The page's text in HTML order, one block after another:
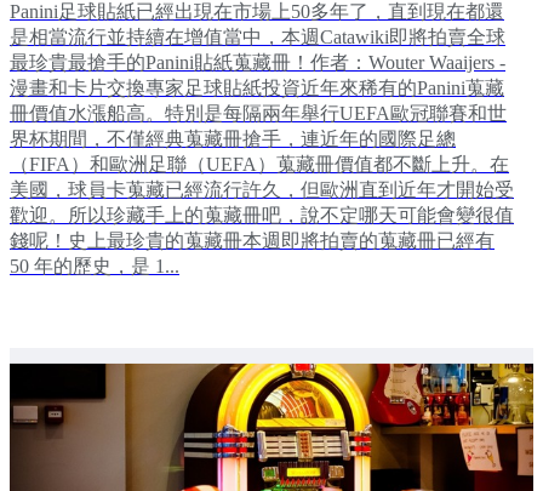
Panini足球貼紙已經出現在市場上50多年了，直到現在都還
是相當流行並持續在增值當中，本週Catawiki即將拍賣全球
最珍貴最搶手的Panini貼紙蒐藏冊！作者：Wouter Waaijers -
漫畫和卡片交換專家足球貼紙投資近年來稀有的Panini蒐藏
冊價值水漲船高。特別是每隔兩年舉行UEFA歐冠聯賽和世
界杯期間，不僅經典蒐藏冊搶手，連近年的國際足總
（FIFA）和歐洲足聯（UEFA）蒐藏冊價值都不斷上升。在
美國，球員卡蒐藏已經流行許久，但歐洲直到近年才開始受
歡迎。所以珍藏手上的蒐藏冊吧，說不定哪天可能會變很值
錢呢！史上最珍貴的蒐藏冊本週即將拍賣的蒐藏冊已經有
50 年的歷史，是 1...